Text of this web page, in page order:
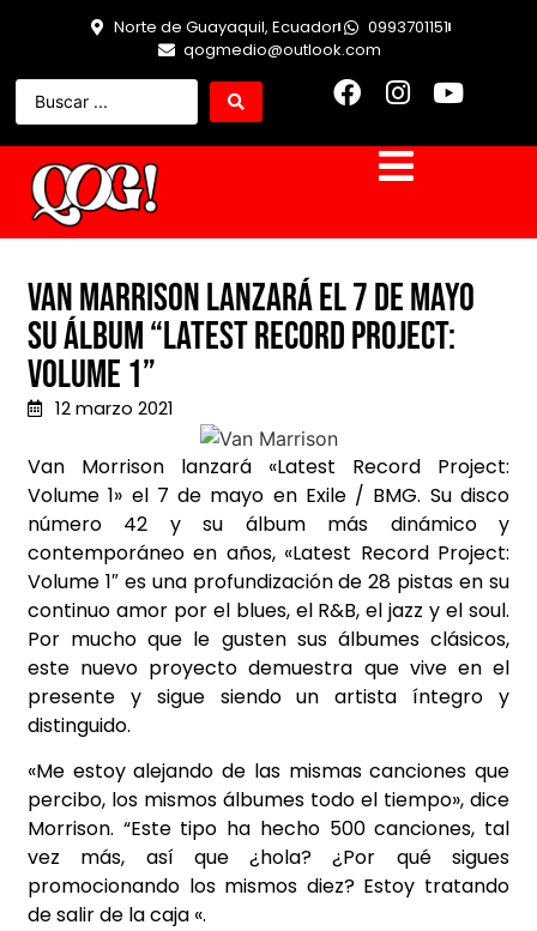
Norte de Guayaquil, Ecuador
0993701151
qogmedio@outlook.com
Van Marrison lanzará el 7 de mayo
su álbum “Latest Record Project:
Volume 1”
12 marzo 2021
Van Morrison lanzará «Latest Record Project:
Volume 1» el 7 de mayo en Exile / BMG. Su disco
número 42 y su álbum más dinámico y
contemporáneo en años, «Latest Record Project:
Volume 1″ es una profundización de 28 pistas en su
continuo amor por el blues, el R&B, el jazzy el soul.
Por mucho que le gusten sus álbumes clásicos,
este nuevo proyecto demuestra que vive en el
presente y sigue siendo un artista íntegro y
distinguido.
«Me estoy alejando de las mismas canciones que
percibo, los mismos álbumes todo el tiempo», dice
Morrison. “Este tipo ha hecho 500 canciones, tal
vez más, así que ¿hola? ¿Por qué sigues
promocionando los mismos diez? Estoy tratando
de salir de la caja «.